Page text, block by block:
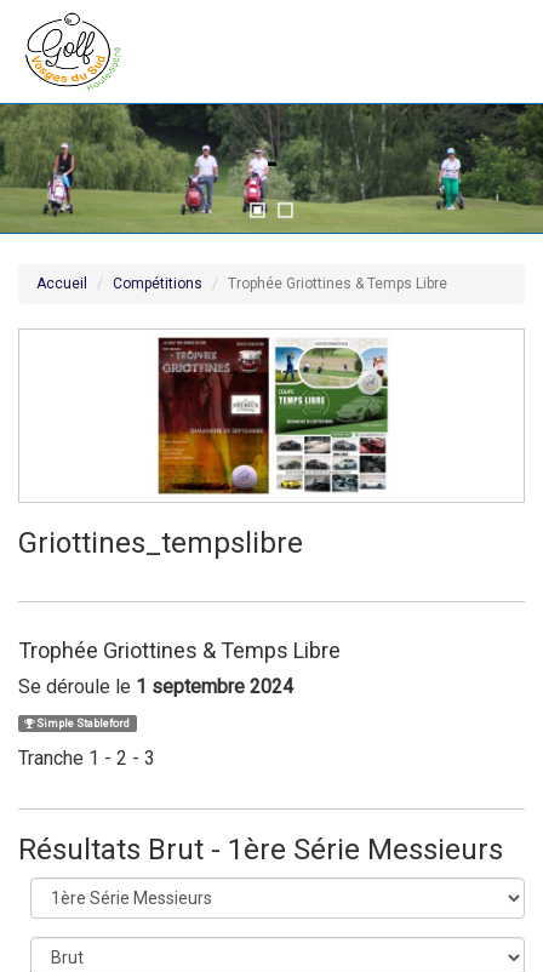
Accueil Compétitions Trophée Griottines & Temps Libre
Griottines_tempslibre
Trophée Griottines & Temps Libre
Se déroule le 1 septembre 2024
Simple Stableford
Tranche 1 - 2 - 3
Résultats Brut - 1ère Série Messieurs